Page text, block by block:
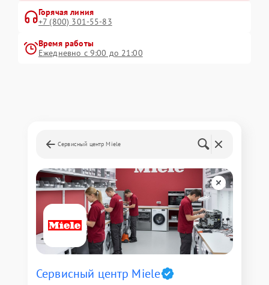
Горячая линия
+7 (800) 301-55-83
Время работы
Ежедневно с 9:00 до 21:00
Сервисный центр Miele
Сервисный центр Miele